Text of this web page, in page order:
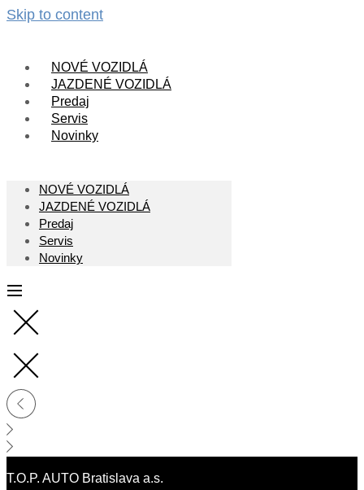
Skip to content
NOVÉ VOZIDLÁ
JAZDENÉ VOZIDLÁ
Predaj
Servis
Novinky
NOVÉ VOZIDLÁ
JAZDENÉ VOZIDLÁ
Predaj
Servis
Novinky
T.O.P. AUTO Bratislava a.s.